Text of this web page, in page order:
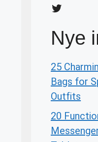
Twitter
Nye
25
Bags for
Outfits
20